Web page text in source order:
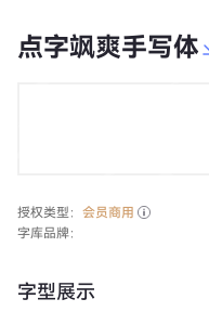
点字飒爽手写体
授权类型： 会员商用
字库品牌：
字型展示